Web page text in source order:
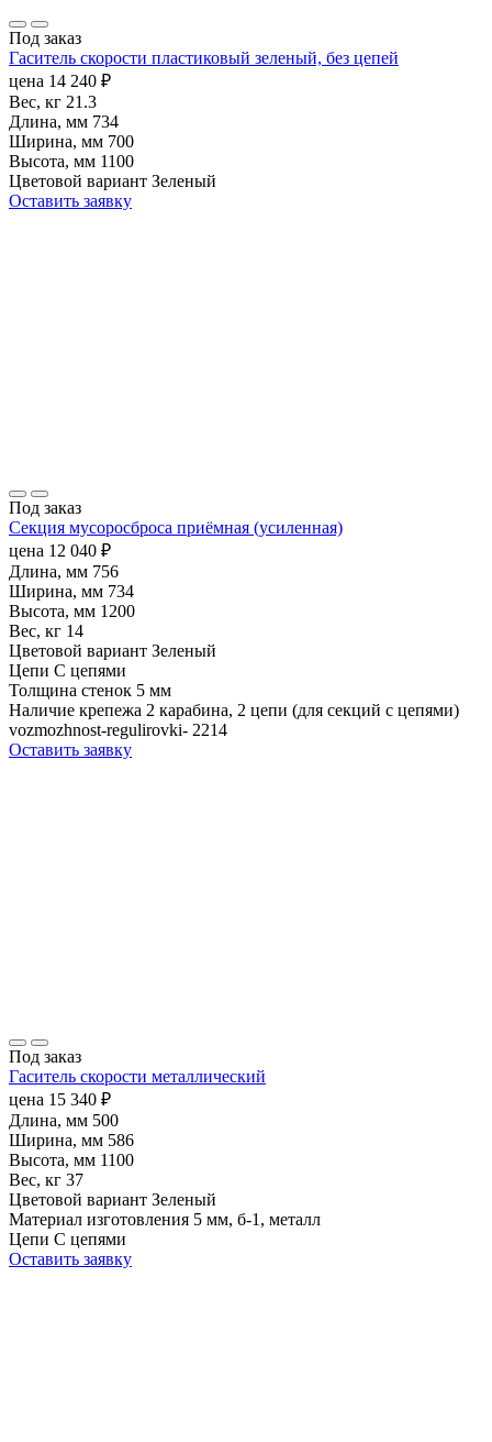
Под заказ
Гаситель скорости пластиковый зеленый, без цепей
цена 14 240 ₽
Вес, кг 21.3
Длина, мм 734
Ширина, мм 700
Высота, мм 1100
Цветовой вариант Зеленый
Оставить заявку
Под заказ
Секция мусоросброса приёмная (усиленная)
цена 12 040 ₽
Длина, мм 756
Ширина, мм 734
Высота, мм 1200
Вес, кг 14
Цветовой вариант Зеленый
Цепи С цепями
Толщина стенок 5 мм
Наличие крепежа 2 карабина, 2 цепи (для секций с цепями)
vozmozhnost-regulirovki- 2214
Оставить заявку
Под заказ
Гаситель скорости металлический
цена 15 340 ₽
Длина, мм 500
Ширина, мм 586
Высота, мм 1100
Вес, кг 37
Цветовой вариант Зеленый
Материал изготовления 5 мм, б-1, металл
Цепи С цепями
Оставить заявку